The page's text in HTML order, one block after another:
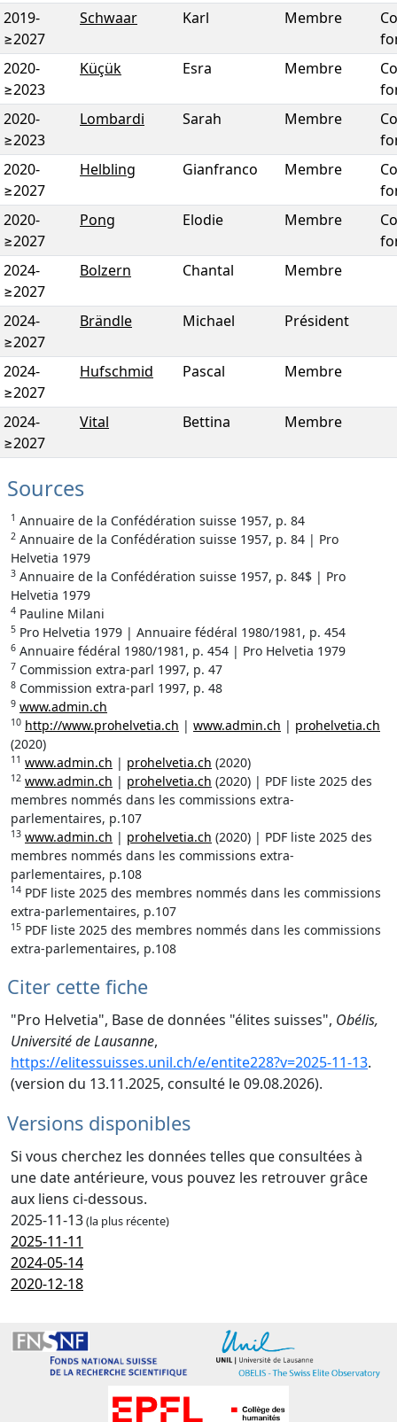
2019-
≥2027
Schwaar Karl Membre
2020-
≥2023
Küçük Esra Membre
2020-
≥2023
Lombardi Sarah Membre
2020-
≥2027
Helbling Gianfranco Membre
2020-
≥2027
Pong Elodie Membre
2024-
≥2027
Bolzern Chantal Membre
2024-
≥2027
Brändle Michael Président
2024-
≥2027
Hufschmid Pascal Membre
2024-
≥2027
Vital Bettina Membre
Sources
1 Annuaire de la Confédération suisse 1957, p. 84
2 Annuaire de la Confédération suisse 1957, p. 84 | Pro
Helvetia 1979
3 Annuaire de la Confédération suisse 1957, p. 84$ | Pro
Helvetia 1979
4 Pauline Milani
5 Pro Helvetia 1979 | Annuaire fédéral 1980/1981, p. 454
6 Annuaire fédéral 1980/1981, p. 454 | Pro Helvetia 1979
7 Commission extra-parl 1997, p. 47
8 Commission extra-parl 1997, p. 48
9 www.admin.ch
10 http://www.prohelvetia.ch | www.admin.ch | prohelvetia.ch
(2020)
11 www.admin.ch | prohelvetia.ch (2020)
12 www.admin.ch | prohelvetia.ch (2020) | PDF liste 2025 des
membres nommés dans les commissions extra-
parlementaires, p.107
13 www.admin.ch | prohelvetia.ch (2020) | PDF liste 2025 des
membres nommés dans les commissions extra-
parlementaires, p.108
14 PDF liste 2025 des membres nommés dans les commissions
extra-parlementaires, p.107
15 PDF liste 2025 des membres nommés dans les commissions
extra-parlementaires, p.108
Citer cette fiche
"Pro Helvetia", Base de données "élites suisses", Obélis,
Université de Lausanne,
https://elitessuisses.unil.ch/e/entite228?v=2025-11-13.
(version du 13.11.2025, consulté le 09.08.2026).
Versions disponibles
Si vous cherchez les données telles que consultées à
une date antérieure, vous pouvez les retrouver grâce
aux liens ci-dessous.
2025-11-13(la plus récente)
2025-11-11
2024-05-14
2020-12-18